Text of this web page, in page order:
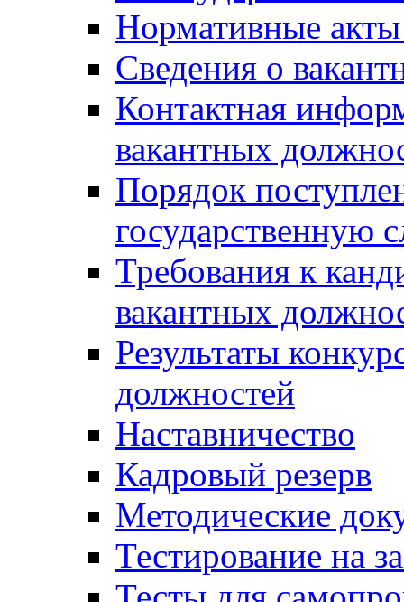
Нормативные акты
Сведения о
Контактная
вакантных
Порядок
государственную
Требования к
вакантных
Результаты
должностей
Наставничество
Кадровый резерв
Методические
Тестирование на